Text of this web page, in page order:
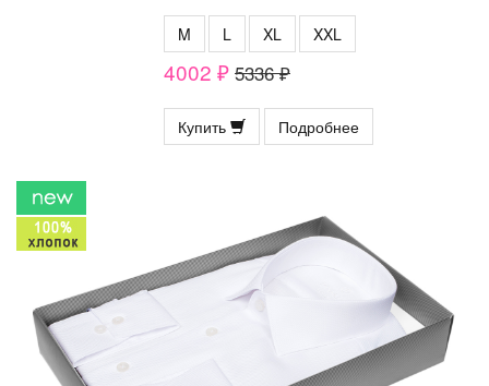
M L XL XXL
4002 ₽ 5336 ₽
Купить Подробнее